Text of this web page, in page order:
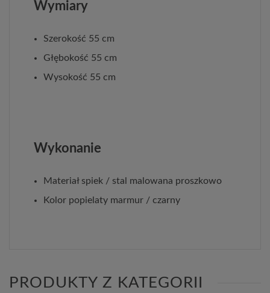
Wymiary
Szerokość 55 cm
Głębokość 55 cm
Wysokość 55 cm
Wykonanie
Materiał spiek / stal malowana proszkowo
Kolor popielaty marmur / czarny
PRODUKTY Z KATEGORII